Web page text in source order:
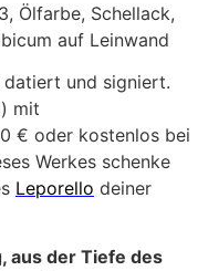
Ölfarbe, Schellack,
auf Leinwand
und signiert.
mit
€ oder kostenlos bei
Werkes schenke
Leporello deiner
aus der Tiefe des